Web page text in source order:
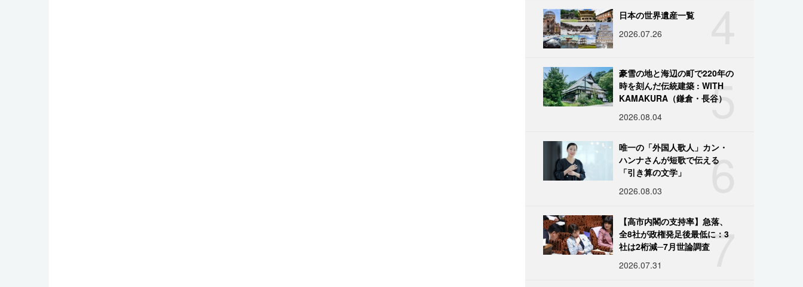
日本の世界遺産一覧
2026.07.26
5
豪雪の地と海辺の町で220年の
時を刻んだ伝統建築 : WITH
KAMAKURA（鎌倉・長谷）
2026.08.04
6
唯一の「外国人歌人」カン・
ハンナさんが短歌で伝える
「引き算の文学」
2026.08.03
7
【高市内閣の支持率】急落、
全8社が政権発足後最低に：3
社は2桁減─7月世論調査
2026.07.31